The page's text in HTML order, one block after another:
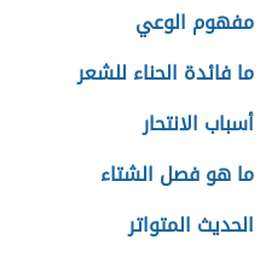
مفهوم الوعي
ما فائدة الحناء للشعر
أسباب الانتحار
ما هو فصل الشتاء
الحديث المتواتر